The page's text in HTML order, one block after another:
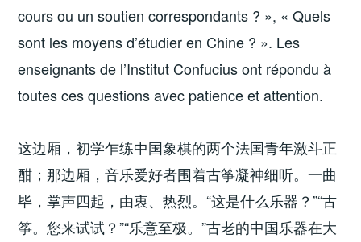
cours ou un soutien correspondants ? », « Quels
sont les moyens d’étudier en Chine ? ». Les
enseignants de l’Institut Confucius ont répondu à
toutes ces questions avec patience et attention.
这边厢，初学乍练中国象棋的两个法国青年激斗正
酣；那边厢，音乐爱好者围着古筝凝神细听。一曲
毕，掌声四起，由衷、热烈。“这是什么乐器？”“古
筝。您来试试？”“乐意至极。”古老的中国乐器在大